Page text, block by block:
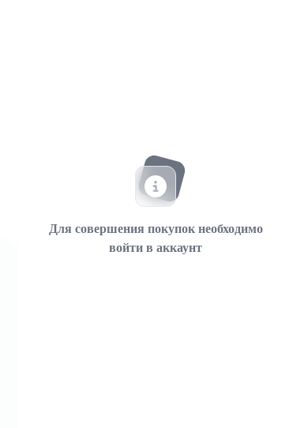
Для совершения покупок необходимо
войти в аккаунт